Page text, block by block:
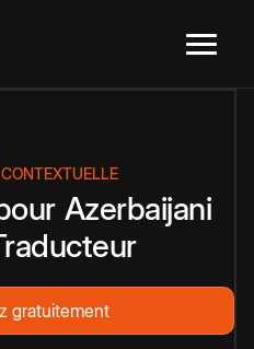
Azerbaijani
gratuitement